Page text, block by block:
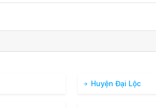
Huyện Đại Lộc